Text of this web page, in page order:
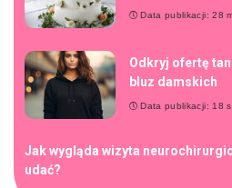
Data publikacji: 28
Odkryj ofertę
bluz damskich
Data publikacji: 18
Jak wygląda wizyta
udać?